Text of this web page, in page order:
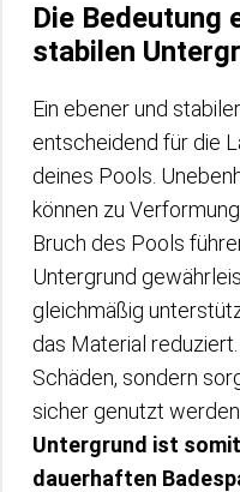
Die Bedeutung
stabilen
Ein ebener und
entscheidend für die
deines Pools.
können zu
Bruch des Pools
Untergrund
gleichmäßig
das Material
Schäden, sondern
sicher genutzt werden
Untergrund ist
dauerhaften